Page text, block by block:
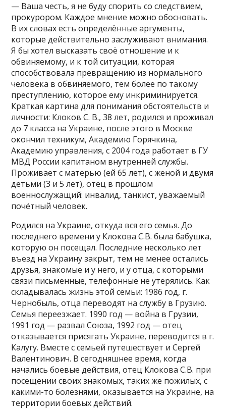
— Ваша честь, я не буду спорить со следствием,
прокурором. Каждое мнение можно обосновать.
В их словах есть определённые аргументы,
которые действительно заслуживают внимания.
Я бы хотел высказать своё отношение и к
обвиняемому, и к той ситуации, которая
способствовала превращению из нормального
человека в обвиняемого, тем более по такому
преступлению, которое ему инкриминируется.
Краткая картина для понимания обстоятельств и
личности: Клоков С. В., 38 лет, родился и проживал
до 7 класса на Украине, после этого в Москве
окончил техникум, Академию Горячкина,
Академию управления, с 2004 года работает в ГУ
МВД России капитаном внутренней службы.
Проживает с матерью (ей 65 лет), с женой и двумя
детьми (3 и 5 лет), отец в прошлом
военнослужащий: инвалид, танкист, уважаемый
почётный человек.
Родился на Украине, откуда вся его семья. До
последнего времени у Клокова С.В. была бабушка,
которую он посещал. Последние несколько лет
въезд на Украину закрыт, тем не менее остались
друзья, знакомые и у него, и у отца, с которыми
связи письменные, телефонные не утерялись. Как
складывалась жизнь этой семьи: 1986 год, г.
Чернобыль, отца переводят на службу в Грузию.
Семья переезжает. 1990 год — война в Грузии,
1991 год — развал Союза, 1992 год — отец
отказывается присягать Украине, переводится в г.
Калугу. Вместе с семьей путешествует и Сергей
Валентинович. В сегодняшнее время, когда
начались боевые действия, отец Клокова С.В. при
посещении своих знакомых, таких же пожилых, с
какими-то болезнями, оказывается на Украине, на
территории боевых действий.